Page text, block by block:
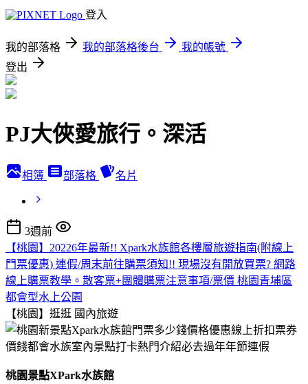
登入
我的部落格 我的部落格後台
我的帳號
登出
PJ大俠愛旅行。深活
相簿 部落格 名片
3週前
【桃園】20226年最新!! Xpark水族館各樓層旅遊指南(附線上
門票優惠) 連假/周末前往購票須知!! 現場沒有開放買票? 網路
線上購票教學。散客票+團體購票注意事項/票價 桃園青埔區
都會型水上公園
【桃園】逛逛 國內旅遊
桃園景點XPark水族館